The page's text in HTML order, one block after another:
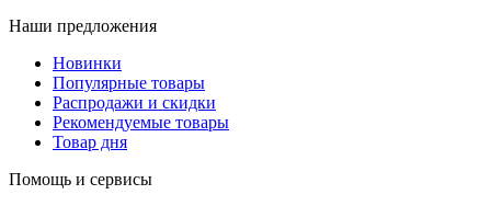
Наши предложения
Новинки
Популярные товары
Распродажи и скидки
Рекомендуемые товары
Товар дня
Помощь и сервисы